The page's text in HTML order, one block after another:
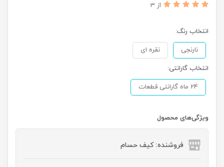
از 3
انتخاب رنگ:
نارنجی نقره ای
انتخاب گارانتی:
24 ماه گارانتی قطعات
ویژگی‌های محصول
فروشنده: کیف حسام